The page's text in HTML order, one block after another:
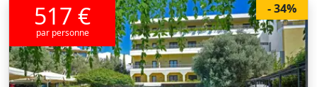
- 34%
517 €
par personne